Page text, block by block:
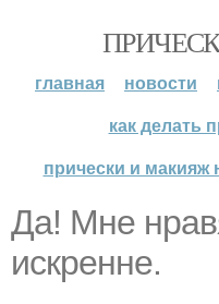
главная новости
как делать
прически и макияж
Да! Мне
искренне.